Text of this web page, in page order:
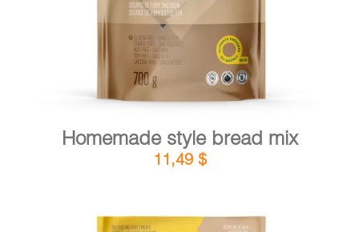
Homemade style bread mix
11,49 $